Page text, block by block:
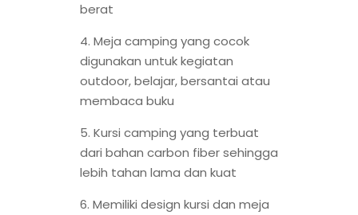
berat
4. Meja camping yang cocok
digunakan untuk kegiatan
outdoor, belajar, bersantai atau
membaca buku
5. Kursi camping yang terbuat
dari bahan carbon fiber sehingga
lebih tahan lama dan kuat
6. Memiliki design kursi dan meja